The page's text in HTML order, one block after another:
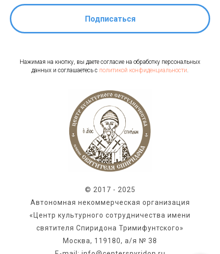
Подписаться
Нажимая на кнопку, вы даете согласие на обработку персональных
данных и соглашаетесь c политикой конфиденциальности.
© 2017 - 2025
Автономная некоммерческая организация
«Центр культурного сотрудничества имени
святителя Спиридона Тримифунтского»
Москва, 119180, а/я № 38